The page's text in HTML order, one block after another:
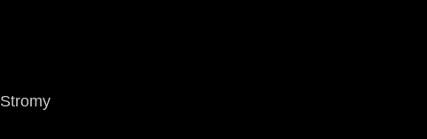
Stromy